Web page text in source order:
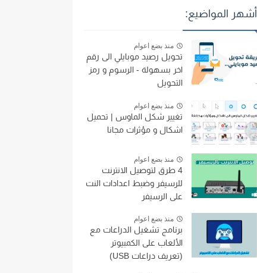
أشهر المواضيع:
منذ بضع اعوام
تحويل رصيد موبايلي الى رقم
اخر بسهولة - الرسوم و رمز
التحويل
منذ بضع اعوام
تغيير شكل الماوس | تحميل
اشكال و مؤثرات مجانا
منذ بضع اعوام
4 طرق لتوصيل الانترنت
للرسيفر وضبط اعدادات النت
على الرسيفر
منذ بضع اعوام
برنامج تشغيل الدراعات مع
الألعاب على الكمبيوتر
(تعريف دراعات USB)